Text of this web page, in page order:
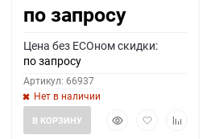
по запросу
Цена без ECOном скидки:
по запросу
Артикул: 66937
Нет в наличии
БыстрыйДобавитьДобавить
В КОРЗИНУ